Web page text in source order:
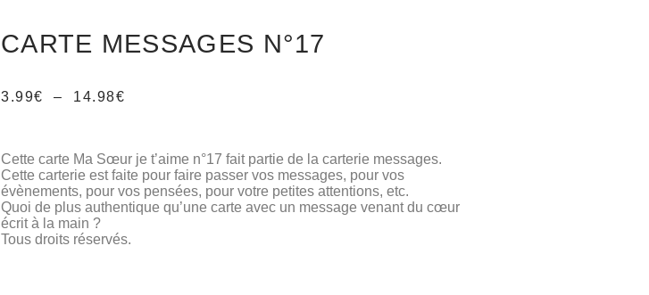
CARTE MESSAGES N°17
3.99€ – 14.98€
Cette carte Ma Sœur je t’aime n°17 fait partie de la carterie messages.
Cette carterie est faite pour faire passer vos messages, pour vos
évènements, pour vos pensées, pour votre petites attentions, etc.
Quoi de plus authentique qu’une carte avec un message venant du cœur
écrit à la main ?
Tous droits réservés.